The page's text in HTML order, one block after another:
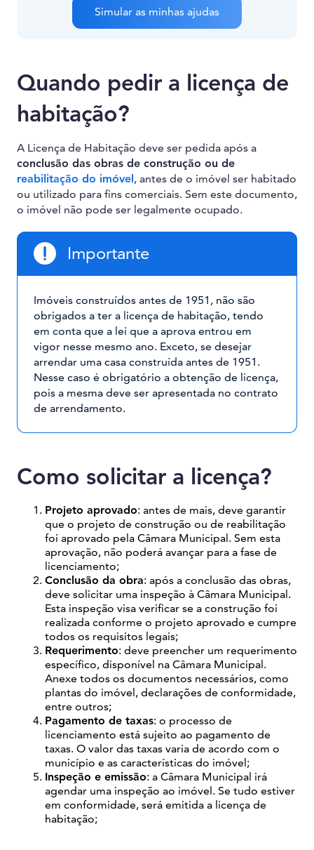
Simular as minhas ajudas
Quando pedir a licença de
habitação?
A Licença de Habitação deve ser pedida após a
conclusão das obras de construção ou de
reabilitação do imóvel, antes de o imóvel ser habitado
ou utilizado para fins comerciais. Sem este documento,
o imóvel não pode ser legalmente ocupado.
Importante
Imóveis construídos antes de 1951, não são
obrigados a ter a licença de habitação, tendo
em conta que a lei que a aprova entrou em
vigor nesse mesmo ano. Exceto, se desejar
arrendar uma casa construída antes de 1951.
Nesse caso é obrigatório a obtenção de licença,
pois a mesma deve ser apresentada no contrato
de arrendamento.
Como solicitar a licença?
Projeto aprovado: antes de mais, deve garantir
que o projeto de construção ou de reabilitação
foi aprovado pela Câmara Municipal. Sem esta
aprovação, não poderá avançar para a fase de
licenciamento;
Conclusão da obra: após a conclusão das obras,
deve solicitar uma inspeção à Câmara Municipal.
Esta inspeção visa verificar se a construção foi
realizada conforme o projeto aprovado e cumpre
todos os requisitos legais;
Requerimento: deve preencher um requerimento
específico, disponível na Câmara Municipal.
Anexe todos os documentos necessários, como
plantas do imóvel, declarações de conformidade,
entre outros;
Pagamento de taxas: o processo de
licenciamento está sujeito ao pagamento de
taxas. O valor das taxas varia de acordo com o
município e as características do imóvel;
Inspeção e emissão: a Câmara Municipal irá
agendar uma inspeção ao imóvel. Se tudo estiver
em conformidade, será emitida a licença de
habitação;